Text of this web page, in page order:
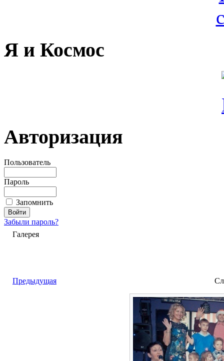
Я и Космос
Авторизация
Пользователь
Пароль
Запомнить
Забыли пароль?
Галерея
Предыдущая